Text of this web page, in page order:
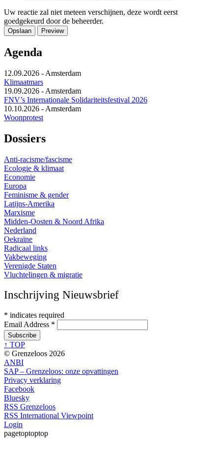
Uw reactie zal niet meteen verschijnen, deze wordt eerst
goedgekeurd door de beheerder.
Agenda
12.09.2026 - Amsterdam
Klimaatmars
19.09.2026 - Amsterdam
FNV’s Internationale Solidariteitsfestival 2026
10.10.2026 - Amsterdam
Woonprotest
Dossiers
Anti-racisme/fascisme
Ecologie & klimaat
Economie
Europa
Feminisme & gender
Latijns-Amerika
Marxisme
Midden-Oosten & Noord Afrika
Nederland
Oekraïne
Radicaal links
Vakbeweging
Verenigde Staten
Vluchtelingen & migratie
Inschrijving Nieuwsbrief
* indicates required
Email Address *
↑ TOP
© Grenzeloos 2026
ANBI
SAP – Grenzeloos: onze opvattingen
Privacy verklaring
Facebook
Bluesky
RSS Grenzeloos
RSS International Viewpoint
Login
pagetoptoptop